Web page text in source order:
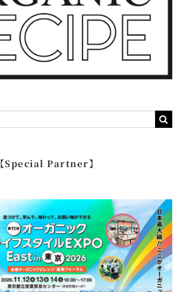
【Special Partner】